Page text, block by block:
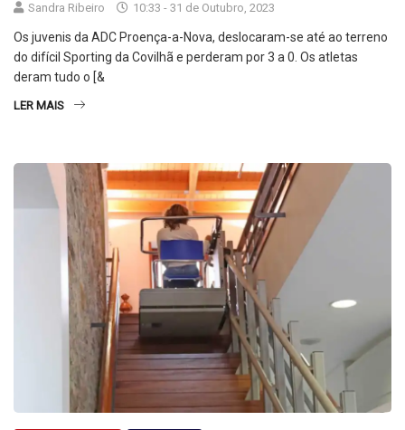
Sandra Ribeiro 10:33 - 31 de Outubro, 2023
Os juvenis da ADC Proença-a-Nova, deslocaram-se até ao terreno
do difícil Sporting da Covilhã e perderam por 3 a 0. Os atletas
deram tudo o [&
LER MAIS